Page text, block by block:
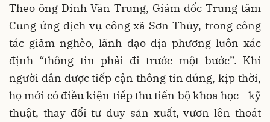
Theo ông Đinh Văn Trung, Giám đốc Trung tâm
Cung ứng dịch vụ công xã Sơn Thủy, trong công
tác giảm nghèo, lãnh đạo địa phương luôn xác
định “thông tin phải đi trước một bước”. Khi
người dân được tiếp cận thông tin đúng, kịp thời,
họ mới có điều kiện tiếp thu tiến bộ khoa học - kỹ
thuật, thay đổi tư duy sản xuất, vươn lên thoát